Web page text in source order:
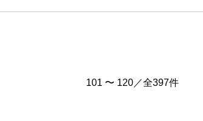
101 〜 120／全397件